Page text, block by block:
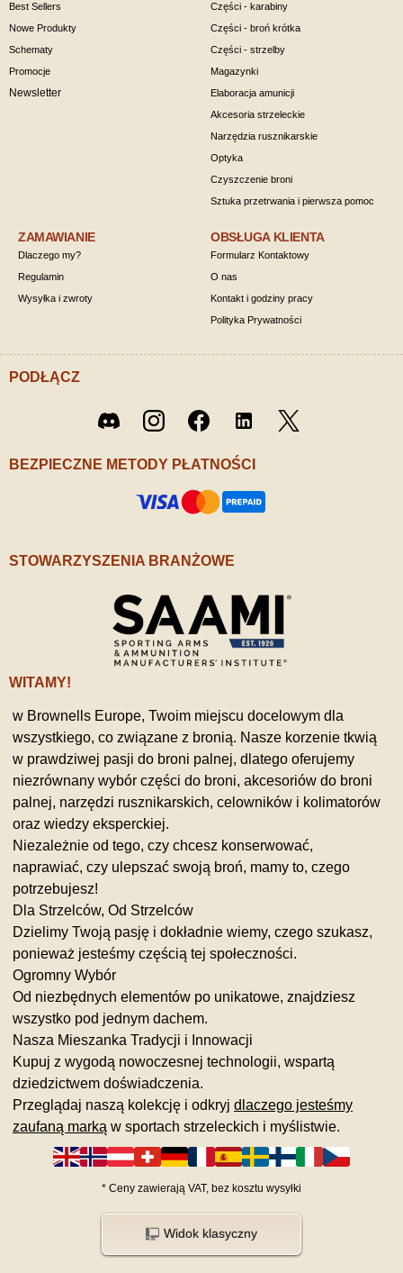
Best Sellers
Nowe Produkty
Schematy
Promocje
Newsletter
Części - karabiny
Części - broń krótka
Części - strzelby
Magazynki
Elaboracja amunicji
Akcesoria strzeleckie
Narzędzia rusznikarskie
Optyka
Czyszczenie broni
Sztuka przetrwania i pierwsza pomoc
ZAMAWIANIE
Dlaczego my?
Regulamin
Wysyłka i zwroty
OBSŁUGA KLIENTA
Formularz Kontaktowy
O nas
Kontakt i godziny pracy
Polityka Prywatności
PODŁĄCZ
Discord Instagram Facebook LinkedIn
BEZPIECZNE METODY PŁATNOŚCI
STOWARZYSZENIA BRANŻOWE
WITAMY!
w Brownells Europe, Twoim miejscu docelowym dla
wszystkiego, co związane z bronią. Nasze korzenie tkwią
w prawdziwej pasji do broni palnej, dlatego oferujemy
niezrównany wybór części do broni, akcesoriów do broni
palnej, narzędzi rusznikarskich, celowników i kolimatorów
oraz wiedzy eksperckiej.
Niezależnie od tego, czy chcesz konserwować,
naprawiać, czy ulepszać swoją broń, mamy to, czego
potrzebujesz!
Dla Strzelców, Od Strzelców
Dzielimy Twoją pasję i dokładnie wiemy, czego szukasz,
ponieważ jesteśmy częścią tej społeczności.
Ogromny Wybór
Od niezbędnych elementów po unikatowe, znajdziesz
wszystko pod jednym dachem.
Nasza Mieszanka Tradycji i Innowacji
Kupuj z wygodą nowoczesnej technologii, wspartą
dziedzictwem doświadczenia.
Przeglądaj naszą kolekcję i odkryj dlaczego jesteśmy
zaufaną marką w sportach strzeleckich i myślistwie.
* Ceny zawierają VAT, bez kosztu wysyłki
Widok klasyczny